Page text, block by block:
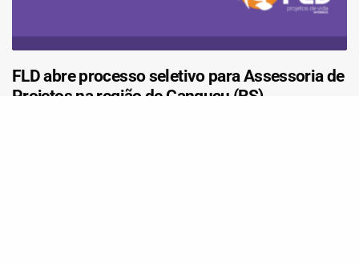
FLD abre processo seletivo para Assessoria de
Projetos na região de Canguçu (RS)